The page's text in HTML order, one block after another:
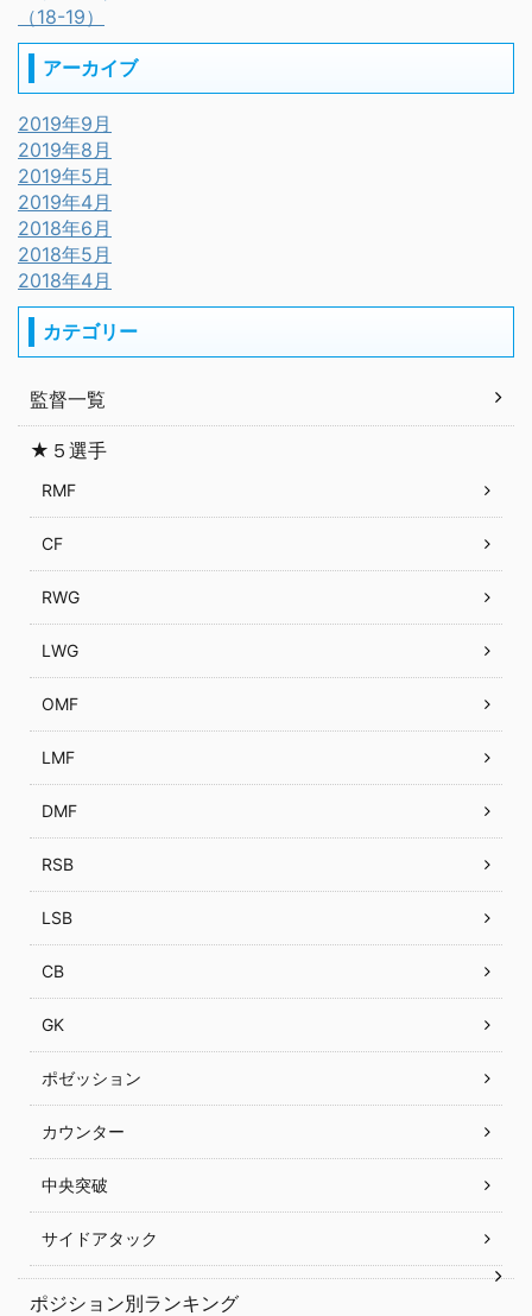
（18-19）
アーカイブ
2019年9月
2019年8月
2019年5月
2019年4月
2018年6月
2018年5月
2018年4月
カテゴリー
監督一覧
★５選手
RMF
CF
RWG
LWG
OMF
LMF
DMF
RSB
LSB
CB
GK
ポゼッション
カウンター
中央突破
サイドアタック
ポジション別ランキング